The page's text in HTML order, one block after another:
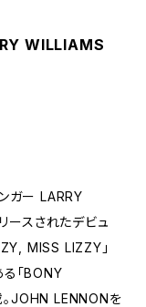
WILLIAMS
ガー LARRY
スされたデビュ
MISS LIZZY」
る「BONY
。JOHN LENNONを